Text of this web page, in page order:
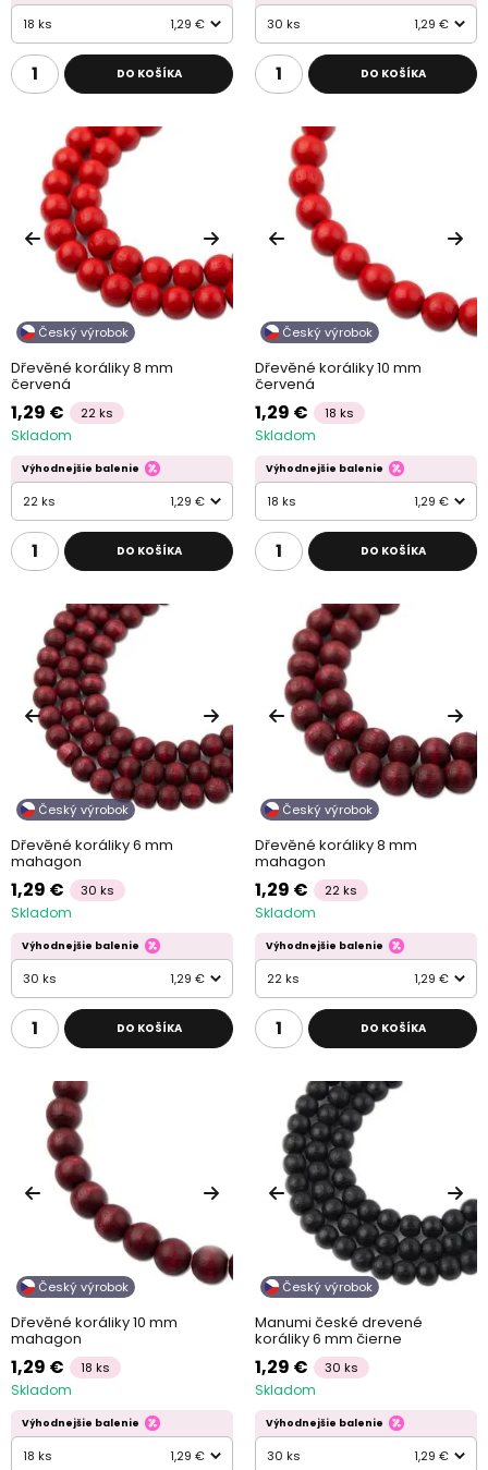
18 ks 1,29 €
DO KOŠÍKA
30 ks 1,29 €
DO KOŠÍKA
Český výrobok
Dřevěné koráliky 8 mm
červená
1,29 € 22 ks
Skladom
Výhodnejšie balenie
22 ks 1,29 €
DO KOŠÍKA
Český výrobok
Dřevěné koráliky 10 mm
červená
1,29 € 18 ks
Skladom
Výhodnejšie balenie
18 ks 1,29 €
DO KOŠÍKA
Český výrobok
Dřevěné koráliky 6 mm
mahagon
1,29 € 30 ks
Skladom
Výhodnejšie balenie
30 ks 1,29 €
DO KOŠÍKA
Český výrobok
Dřevěné koráliky 8 mm
mahagon
1,29 € 22 ks
Skladom
Výhodnejšie balenie
22 ks 1,29 €
DO KOŠÍKA
Český výrobok
Dřevěné koráliky 10 mm
mahagon
1,29 € 18 ks
Skladom
Výhodnejšie balenie
18 ks 1,29 €
Český výrobok
Manumi české drevené
koráliky 6 mm čierne
1,29 € 30 ks
Skladom
Výhodnejšie balenie
30 ks 1,29 €